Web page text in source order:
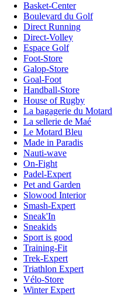
Basket-Center
Boulevard du Golf
Direct Running
Direct-Volley
Espace Golf
Foot-Store
Galop-Store
Goal-Foot
Handball-Store
House of Rugby
La bagagerie du Motard
La sellerie de Maé
Le Motard Bleu
Made in Paradis
Nauti-wave
On-Fight
Padel-Expert
Pet and Garden
Slowood Interior
Smash-Expert
Sneak'In
Sneakids
Sport is good
Training-Fit
Trek-Expert
Triathlon Expert
Vélo-Store
Winter Expert